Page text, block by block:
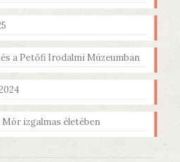
a Petőfi Irodalmi Múzeumban
izgalmas életében